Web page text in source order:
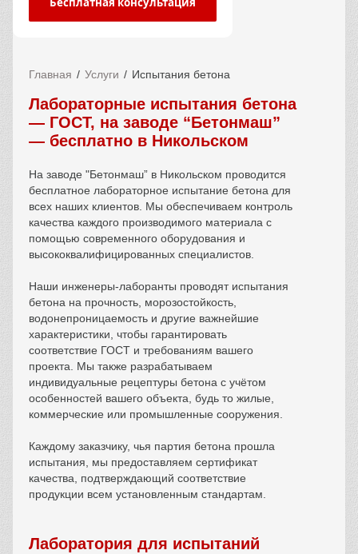
Главная Услуги Испытания бетона
Лабораторные испытания бетона
— ГОСТ, на заводе “Бетонмаш”
— бесплатно в Никольском
На заводе "Бетонмаш” в Никольском проводится
бесплатное лабораторное испытание бетона для
всех наших клиентов. Мы обеспечиваем контроль
качества каждого производимого материала с
помощью современного оборудования и
высококвалифицированных специалистов.
Наши инженеры-лаборанты проводят испытания
бетона на прочность, морозостойкость,
водонепроницаемость и другие важнейшие
характеристики, чтобы гарантировать
соответствие ГОСТ и требованиям вашего
проекта. Мы также разрабатываем
индивидуальные рецептуры бетона с учётом
особенностей вашего объекта, будь то жилые,
коммерческие или промышленные сооружения.
Каждому заказчику, чья партия бетона прошла
испытания, мы предоставляем сертификат
качества, подтверждающий соответствие
продукции всем установленным стандартам.
Лаборатория для испытаний